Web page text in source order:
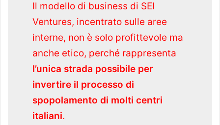
Il modello di business di SEI
Ventures, incentrato sulle aree
interne, non è solo profittevole ma
anche etico, perché rappresenta
l’unica strada possibile per
invertire il processo di
spopolamento di molti centri
italiani.